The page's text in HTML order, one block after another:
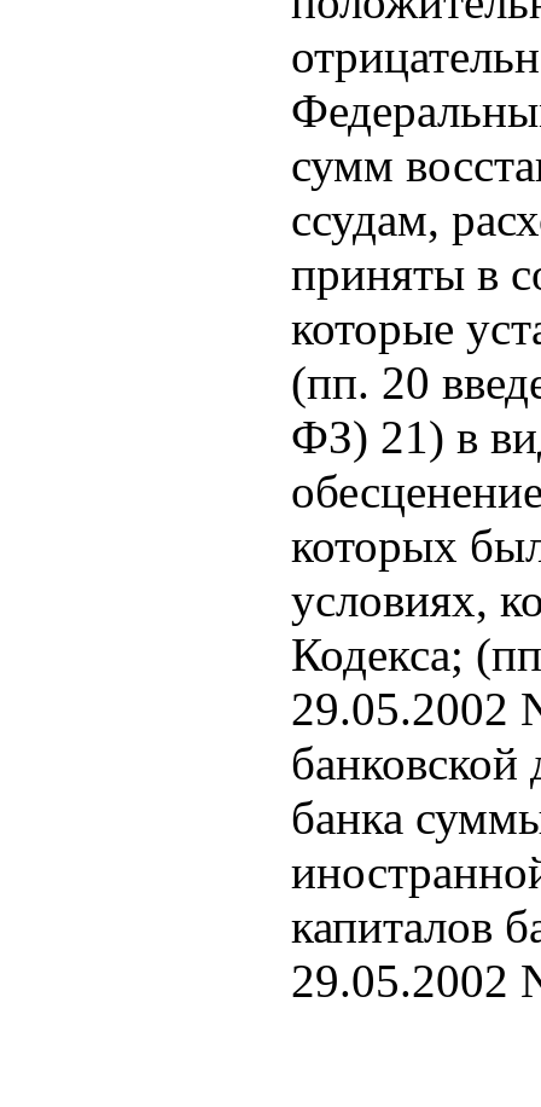
сумм
ссудам,
приняты в
которые
(пп. 20
ФЗ) 21) в
которых
условиях,
Кодекса;
29.05.2002
банка
капиталов
29.05.2002